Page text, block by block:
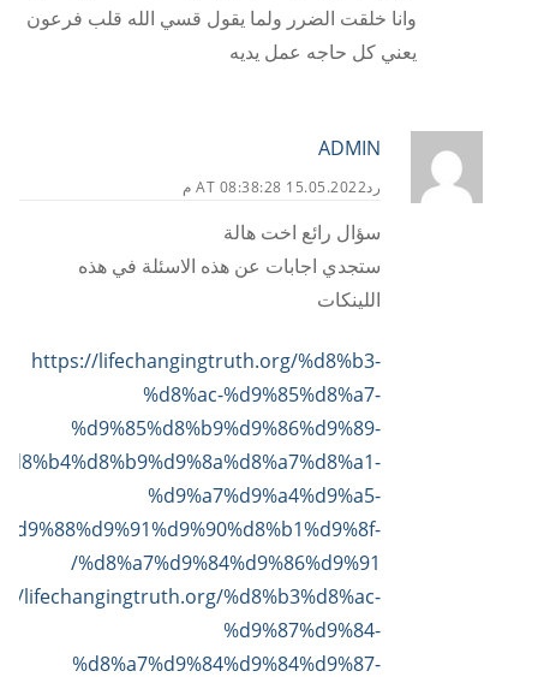
وانا خلقت الضرر ولما يقول قسي الله قلب فرعون
يعني كل حاجه عمل يديه
ADMIN
15.05.2022 AT 08:38:28 مرد
سؤال رائع اخت هالة
ستجدي اجابات عن هذه الاسئلة في هذه
اللينكات
https://lifechangingtruth.org/%d8%b3-
%d8%ac-%d9%85%d8%a7-
%d9%85%d8%b9%d9%86%d9%89-
%d9%a7%d9%a4%d9%a5-
%d8%a7%d9%84%d9%86%d9%91/
lifechangingtruth.org/%d8%b3%d8%ac-
%d9%87%d9%84-
%d8%a7%d9%84%d9%84%d9%87-